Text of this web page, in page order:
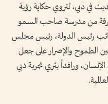
في دبي، لتروي حكاية رؤية
من مدرسة صاحب السـمو
رئيس الدولة، رئيس مجلس
بين الطموح والإصرار على جعل
ورافداً يثري تجربة دبي